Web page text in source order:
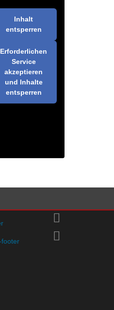
Inhalt
entsperren
Erforderlichen
Service
akzeptieren
und Inhalte
entsperren